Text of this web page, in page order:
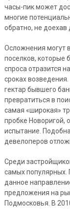
часы-пик может
многие
обратно, не доехав
Осложнения могут
поселков, которые
спроса отразится
сроках
гектар бывшего
превратиться в
самая «широкая»
пробке Новоригой,
испытание.
девелоперов
Среди
самых популярных.
данное
предложения на
Подмосковья. В